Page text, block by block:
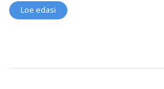
Loe edasi